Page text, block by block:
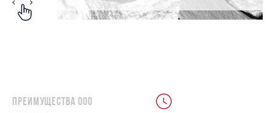
Преимущества ООО